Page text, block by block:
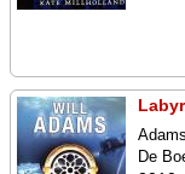
De